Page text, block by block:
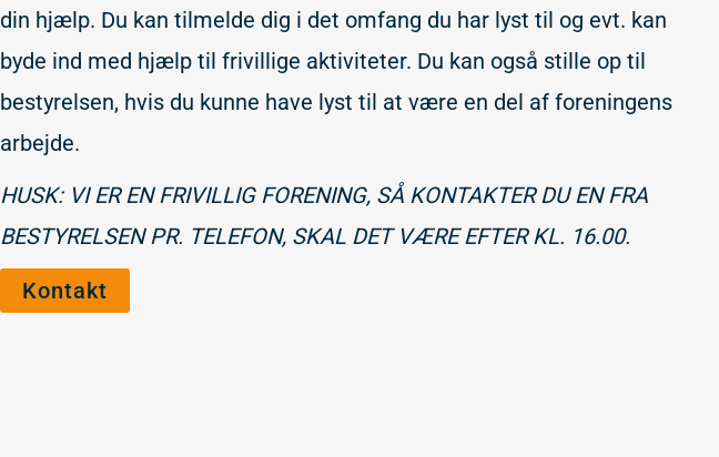
din hjælp. Du kan tilmelde dig i det omfang du har lyst til og evt. kan
byde ind med hjælp til frivillige aktiviteter. Du kan også stille op til
bestyrelsen, hvis du kunne have lyst til at være en del af foreningens
arbejde.
HUSK: VI ER EN FRIVILLIG FORENING, SÅ KONTAKTER DU EN FRA
BESTYRELSEN PR. TELEFON, SKAL DET VÆRE EFTER KL. 16.00.
Kontakt